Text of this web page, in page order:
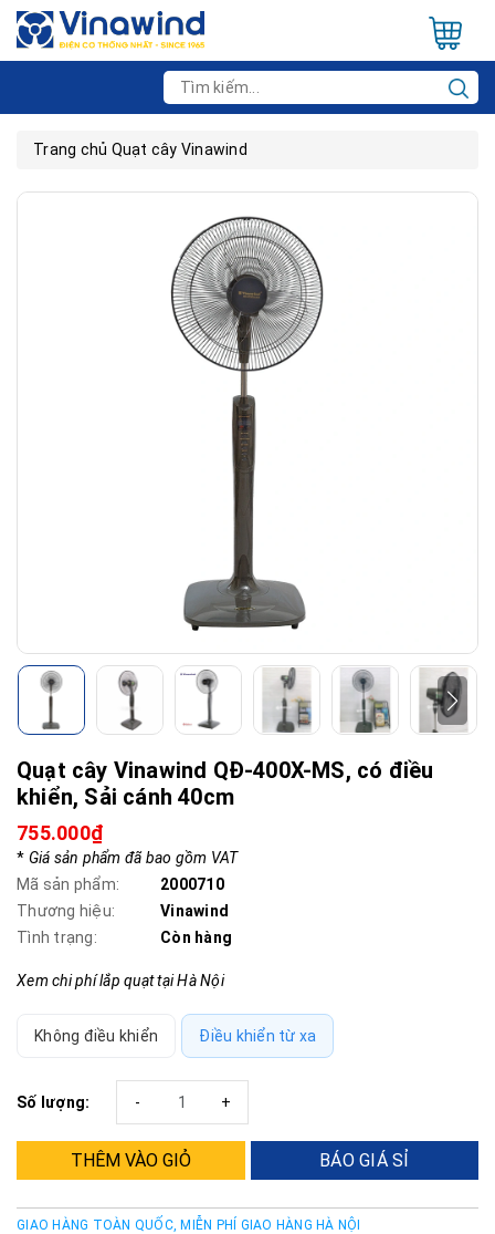
Trang chủ Quạt cây Vinawind
Quạt cây Vinawind QĐ-400X-MS, có điều
khiển, Sải cánh 40cm
755.000₫
* Giá sản phẩm đã bao gồm VAT
Mã sản phẩm:
2000710
Thương hiệu:
Vinawind
Tình trạng:
Còn hàng
Xem chi phí lắp quạt tại Hà Nội
Không điều khiển Điều khiển từ xa
Số lượng: +
-
THÊM VÀO GIỎ BÁO GIÁ SỈ
GIAO HÀNG TOÀN QUỐC, MIỄN PHÍ GIAO HÀNG HÀ NỘI